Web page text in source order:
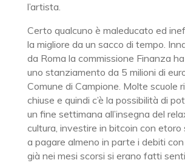
l’artista.
Certo qualcuno è maleducato ed
la migliore da un sacco di tempo.
da Roma la commissione Finanza
uno stanziamento da 5 milioni di
Comune di Campione. Molte scuole
chiuse e quindi c’è la possibilità di
un fine settimana all’insegna del
cultura, investire in bitcoin con etoro
a pagare almeno in parte i debiti
già nei mesi scorsi si erano fatti